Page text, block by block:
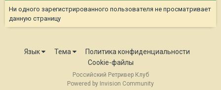
Ни одного зарегистрированного пользователя не просматривает
данную страницу
Язык Тема
Политика конфиденциальности
Cookie-файлы
Российский Ретривер Клуб
Powered by Invision Community